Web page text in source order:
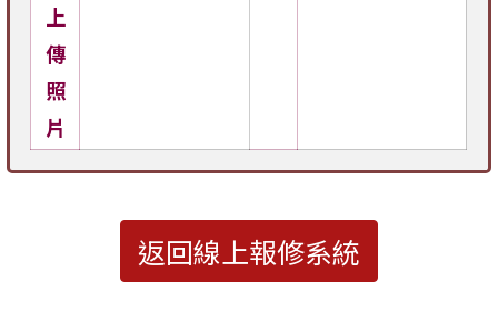
上
傳
照
片
返回線上報修系統